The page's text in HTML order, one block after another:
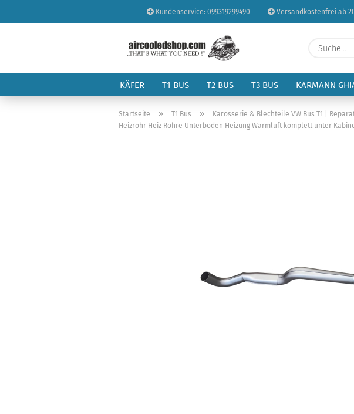
Kundenservice: 099319299490 Versandkostenfrei ab
KÄFER T1 BUS T2 BUS T3 BUS KARMANN
Startseite » T1 Bus » Karosserie & Blechteile VW Bus T1 |
Heizrohr Heiz Rohre Unterboden Heizung Warmluft komplett unter Kabine